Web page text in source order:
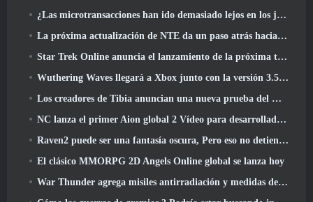
¿Las microtransacciones han ido demasiado lejos en los juegos gratuitos??
La próxima actualización de NTE da un paso atrás hacia un juego de mesa de fantasía
Star Trek Online anuncia el lanzamiento de la próxima temporada “Undiscovered”
Wuthering Waves llegará a Xbox junto con la versión 3.5 Actualizar
Los creadores de Tibia anuncian una nueva prueba del MMORPG de zombis de la vieja escuela, Persistir en línea
NC lanza el primer Aion global 2 Vídeo para desarrolladores, Compartir detalles sobre el juego
Raven2 puede ser una fantasía oscura, Pero eso no detiene la diversión del verano
El clásico MMORPG 2D Angels Online global se lanza hoy
War Thunder agrega misiles antirradiación y medidas de soporte electrónico en la actualización de caballería pesada